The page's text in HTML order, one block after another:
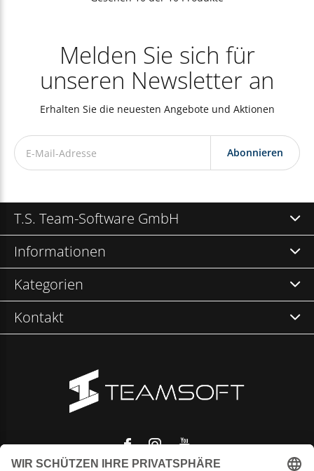
Melden Sie sich für
unseren Newsletter an
Erhalten Sie die neuesten Angebote und Aktionen
Abonnieren
T.S. Team-Software GmbH
Informationen
Kategorien
Kontakt